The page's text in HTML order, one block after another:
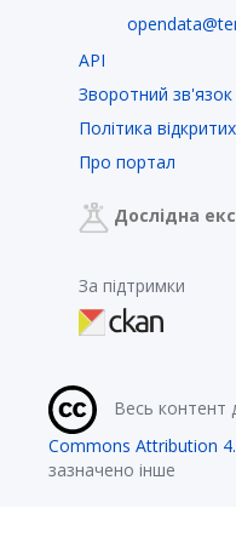
API
Зворотний зв'язок
Політика
Про портал
Дослідна
За підтримки
Весь контент
Commons Attribution
зазначено інше